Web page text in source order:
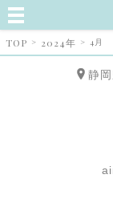
TOP > 2024年 > 4月
静